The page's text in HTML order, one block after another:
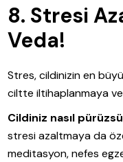
8. Stresi
Veda!
Stres, cildinizin en
ciltte iltihaplanmaya
Cildiniz nasıl
stresi azaltmaya da
meditasyon, nefes